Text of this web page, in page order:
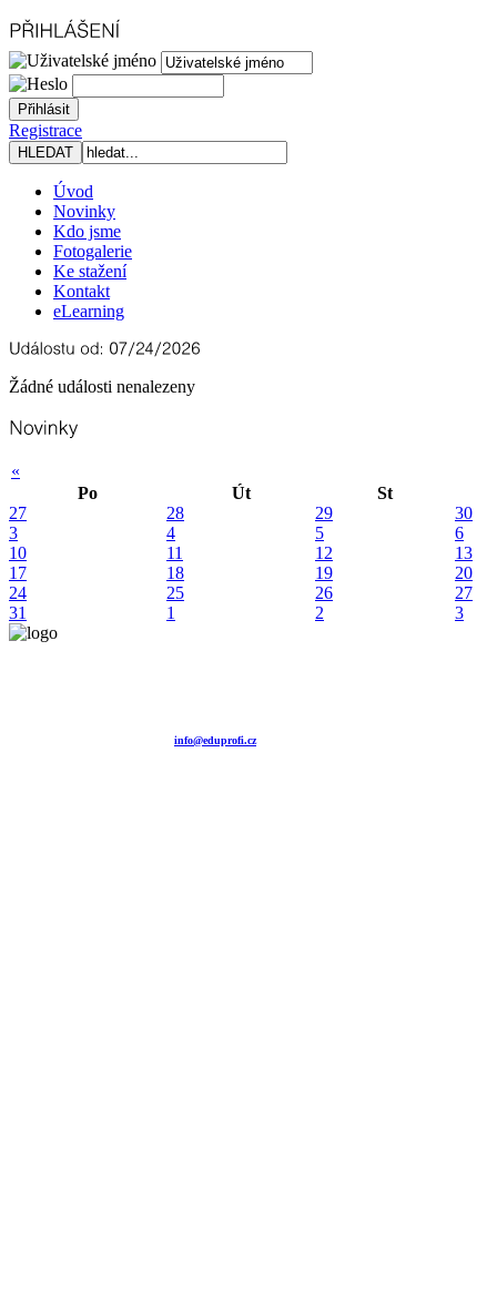
Registrace
Úvod
Novinky
Kdo jsme
Fotogalerie
Ke stažení
Kontakt
eLearning
Žádné události nenalezeny
«
Po
Út
St
27
28 29
30
3
4 5
6
10
11 12
13
17
18 19
20
24
25 26
27
31
1 2 3
info@eduprofi.cz